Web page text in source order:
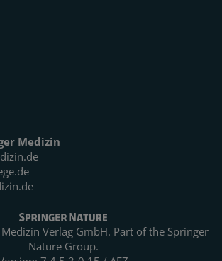
Medizin
Verlag GmbH. Part of the Springer
Nature Group.